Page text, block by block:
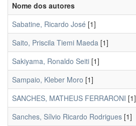
Nome dos autores
Sabatine, Ricardo José [1]
Saito, Priscila Tiemi Maeda [1]
Sakiyama, Ronaldo Seiti [1]
Sampaio, Kleber Moro [1]
SANCHES, MATHEUS FERRARONI [1]
Sanches, Sílvio Ricardo Rodrigues [1]